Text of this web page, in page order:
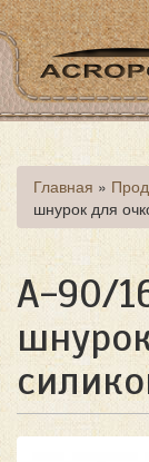
Перейти
к
основному
содержанию
Вы
здесь
Главная »
шнурок для
А-90/